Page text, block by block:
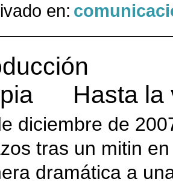
en:
Hasta la
diciembre de
tras un mitin
dramática a